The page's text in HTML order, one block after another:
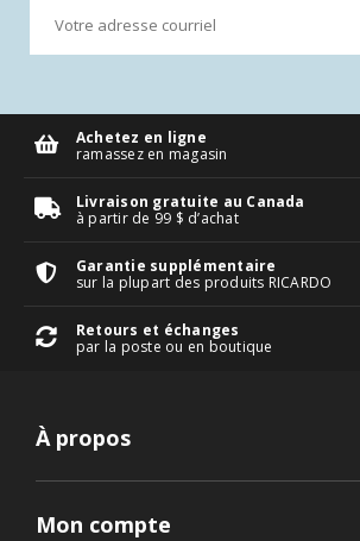
Achetez en ligne
ramassez en magasin
Livraison gratuite au Canada
à partir de 99 $ d’achat
Garantie supplémentaire
sur la plupart des produits RICARDO
Retours et échanges
par la poste ou en boutique
À propos
Mon compte